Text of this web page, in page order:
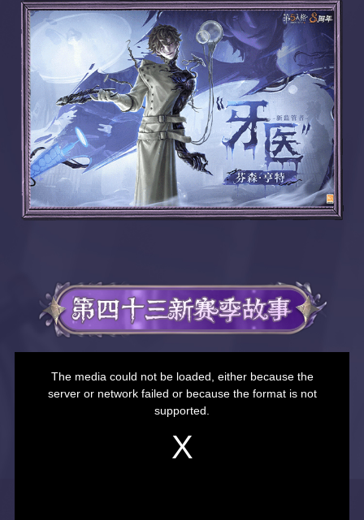
The media could not be loaded, either because the
server or network failed or because the format is not
supported.